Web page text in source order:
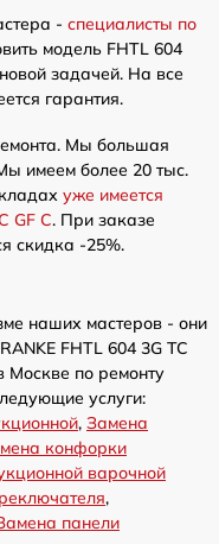
- специалисты по
модель FHTL 604
задачей. На все
гарантия.
Мы большая
имеем более 20 тыс.
уже имеется
GF C. При заказе
скидка -25%.
наших мастеров - они
FHTL 604 3G TC
Москве по ремонту
услуги:
, Замена
конфорки
варочной
,
панели